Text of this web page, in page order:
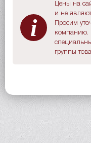
i
Цены на
и не
Просим
компанию.
группы